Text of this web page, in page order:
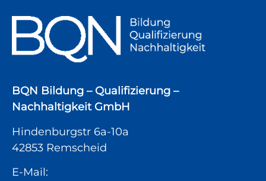
BQN Bildung – Qualifizierung –
Nachhaltigkeit GmbH
Hindenburgstr 6a-10a
42853 Remscheid
E-Mail: